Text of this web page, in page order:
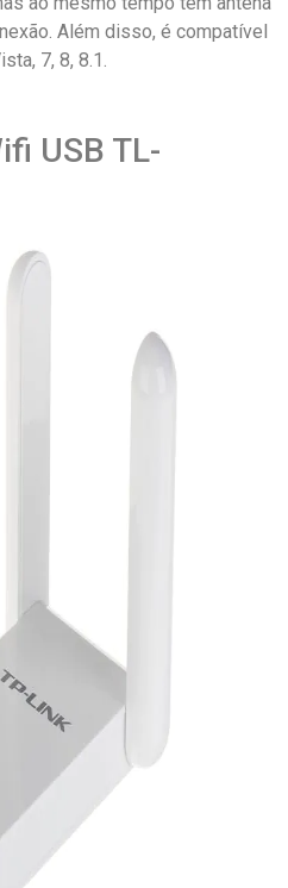
Além disso, é compatível
7, 8, 8.1.
USB TL-